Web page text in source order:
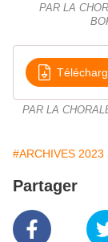
PAR LA
PAR LA
#ARCHIVES 2023
Partager